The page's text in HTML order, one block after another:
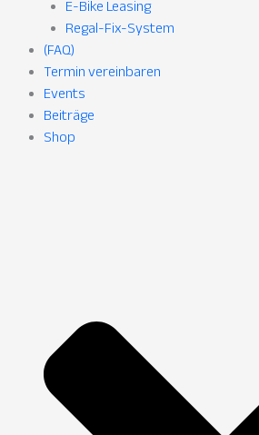
E-Bike Leasing
Regal-Fix-System
(FAQ)
Termin vereinbaren
Events
Beiträge
Shop